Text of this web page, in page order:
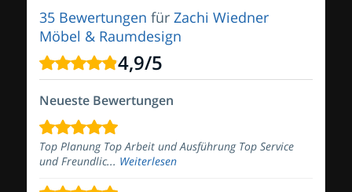
35 Bewertungen für Zachi Wiedner
Möbel & Raumdesign
4,9/5
Neueste Bewertungen
Top Planung Top Arbeit und Ausführung Top Service
und Freundlic... Weiterlesen